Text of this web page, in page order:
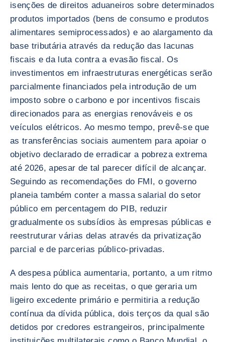
isenções de direitos aduaneiros sobre determinados
produtos importados (bens de consumo e produtos
alimentares semiprocessados) e ao alargamento da
base tributária através da redução das lacunas
fiscais e da luta contra a evasão fiscal. Os
investimentos em infraestruturas energéticas serão
parcialmente financiados pela introdução de um
imposto sobre o carbono e por incentivos fiscais
direcionados para as energias renováveis e os
veículos elétricos. Ao mesmo tempo, prevê-se que
as transferências sociais aumentem para apoiar o
objetivo declarado de erradicar a pobreza extrema
até 2026, apesar de tal parecer difícil de alcançar.
Seguindo as recomendações do FMI, o governo
planeia também conter a massa salarial do setor
público em percentagem do PIB, reduzir
gradualmente os subsídios às empresas públicas e
reestruturar várias delas através da privatização
parcial e de parcerias público-privadas.
A despesa pública aumentaria, portanto, a um ritmo
mais lento do que as receitas, o que geraria um
ligeiro excedente primário e permitiria a redução
contínua da dívida pública, dois terços da qual são
detidos por credores estrangeiros, principalmente